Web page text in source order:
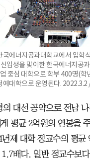
국에너지공과대학교에서 입학
입생을 맞이한 한국에너지공
중심 대학으로 학부 400명(학
예대학으로 운영된다. 2022.3.2
의 대선 공약으로 전남
평균 2억원의 연봉을
제 대학 정교수의 평균
배다. 일반 정교수보